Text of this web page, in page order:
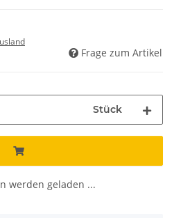
Frage zum Artikel
Stück
werden geladen ...